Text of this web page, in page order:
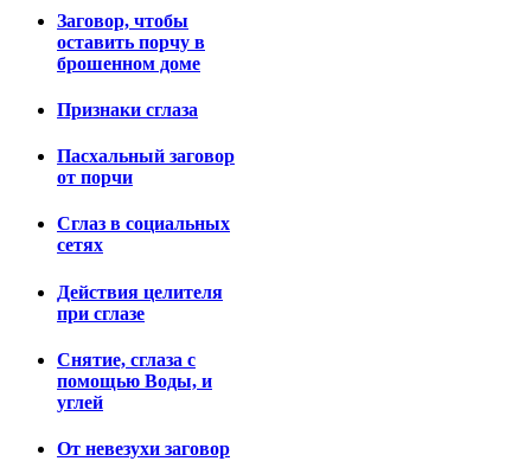
Заговор, чтобы
оставить порчу в
брошенном доме
Признаки сглаза
Пасхальный заговор
от порчи
Сглаз в социальных
сетях
Действия целителя
при сглазе
Снятие, сглаза с
помощью Воды, и
углей
От невезухи заговор